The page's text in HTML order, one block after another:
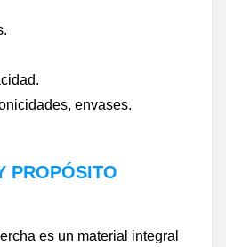
envases.
PROPÓSITO
es un material integral